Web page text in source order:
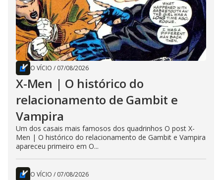
O VÍCIO / 07/08/2026
X-Men | O histórico do
relacionamento de Gambit e
Vampira
Um dos casais mais famosos dos quadrinhos O post X-
Men | O histórico do relacionamento de Gambit e Vampira
apareceu primeiro em O...
O VÍCIO / 07/08/2026